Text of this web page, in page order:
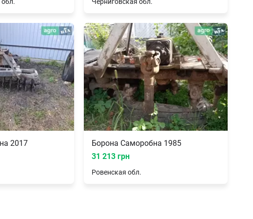
Борона Саморобна 2017
Борона Саморобна 1985
31 213 грн
Ровенская обл.